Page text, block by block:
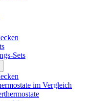
Sets
im Vergleich